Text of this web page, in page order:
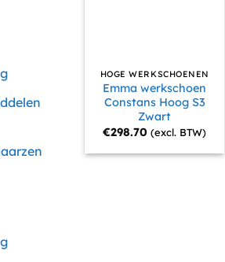
HOGE WERKSCHOENEN
Emma werkschoen
Constans Hoog S3
Zwart
€298.70 (excl. BTW)